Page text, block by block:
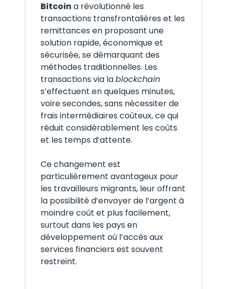
Bitcoin a révolutionné les
transactions transfrontalières et les
remittances en proposant une
solution rapide, économique et
sécurisée, se démarquant des
méthodes traditionnelles. Les
transactions via lablockchain
s’effectuent en quelques minutes,
voire secondes, sans nécessiter de
frais intermédiaires coûteux, ce qui
réduit considérablement les coûts
et les temps d’attente.
Ce changement est
particulièrement avantageux pour
les travailleurs migrants, leur offrant
la possibilité d’envoyer de l’argent à
moindre coût et plus facilement,
surtout dans les pays en
développement où l’accès aux
services financiers est souvent
restreint.